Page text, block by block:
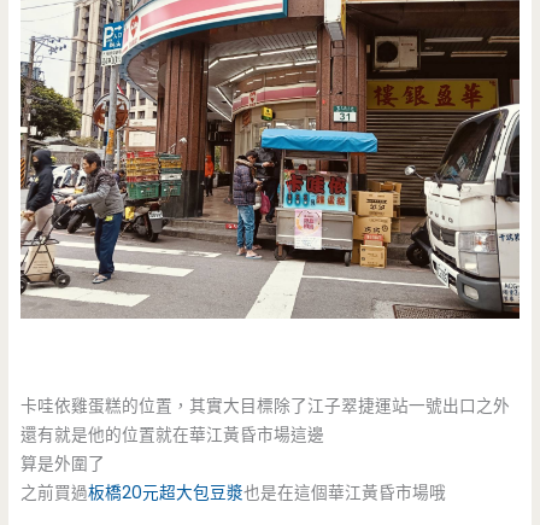
卡哇依雞蛋糕的位置，其實大目標除了江子翠捷運站一號出口之外
還有就是他的位置就在華江黃昏市場這邊
算是外圍了
之前買過板橋20元超大包豆漿也是在這個華江黃昏市場哦